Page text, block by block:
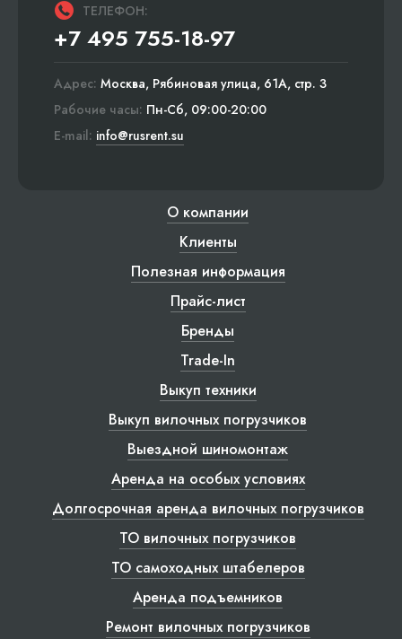
ТЕЛЕФОН:
+7 495 755-18-97
Адрес: Москва, Рябиновая улица, 61А, стр. 3
Рабочие часы: Пн-Сб, 09:00-20:00
E-mail: info@rusrent.su
О компании
Клиенты
Полезная информация
Прайс-лист
Бренды
Trade-In
Выкуп техники
Выкуп вилочных погрузчиков
Выездной шиномонтаж
Аренда на особых условиях
Долгосрочная аренда вилочных погрузчиков
ТО вилочных погрузчиков
ТО самоходных штабелеров
Аренда подъемников
Ремонт вилочных погрузчиков